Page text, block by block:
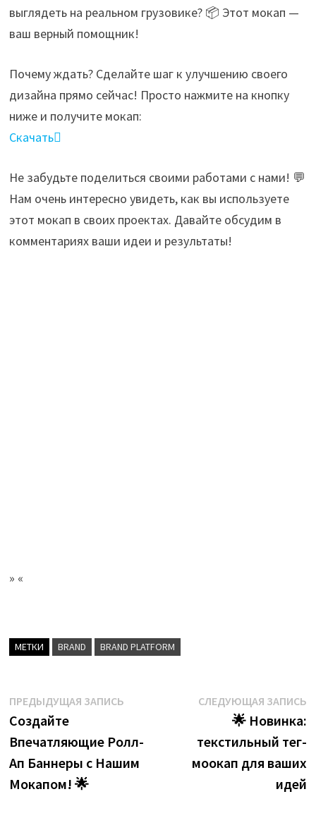
выглядеть на реальном грузовике? 📦 Этот мокап —
ваш верный помощник!
Почему ждать? Сделайте шаг к улучшению своего
дизайна прямо сейчас! Просто нажмите на кнопку
ниже и получите мокап:
Скачать
Не забудьте поделиться своими работами с нами! 💬
Нам очень интересно увидеть, как вы используете
этот мокап в своих проектах. Давайте обсудим в
комментариях ваши идеи и результаты!
» «
МЕТКИ BRAND BRAND PLATFORM
Навигация
по
записям
ПРЕДЫДУЩАЯ ЗАПИСЬ
Создайте
Впечатляющие Ролл-
Ап Баннеры с Нашим
Мокапом! 🌟
СЛЕДУЮЩАЯ ЗАПИСЬ
🌟 Новинка:
текстильный тег-
моокап для ваших
идей